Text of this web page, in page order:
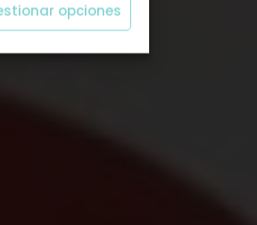
Always active
opciones